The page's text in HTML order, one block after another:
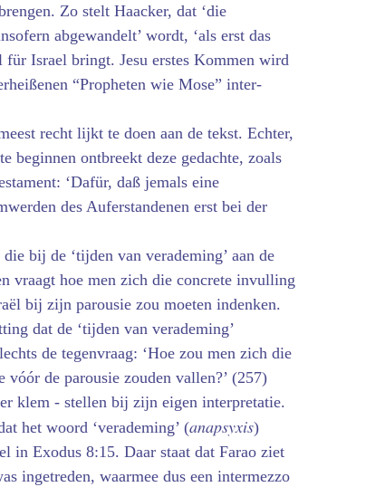
Zo stelt Haacker, dat ‘die
abgewandelt’ wordt, ‘als erst das
für Israel bringt. Jesu erstes Kommen wird
“Propheten wie Mose” inter­
recht lijkt te doen aan de tekst. Echter,
beginnen ontbreekt deze gedachte, zoals
‘Dafür, daß jemals eine
des Auf­erstandenen erst bei der
bij de ‘tijden van verademing’ aan de
vraagt hoe men zich die concrete invulling
bij zijn parousie zou moeten indenken.
dat de ‘tijden van verademing’
de tegenvraag: ‘Hoe zou men zich die
de parousie zouden vallen?’ (257)
klem - stellen bij zijn eigen interpretatie.
het woord ‘verademing’ (anapsyxis)
in Exodus 8:15. Daar staat dat Farao ziet
ingetreden, waarmee dus een intermezzo